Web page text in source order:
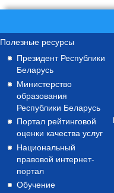
Полезные ресурсы
Президент Республики
Беларусь
Министерство
образования
Республики Беларусь
Портал рейтинговой
оценки качества услуг
Национальный
правовой интернет-
портал
Обучение